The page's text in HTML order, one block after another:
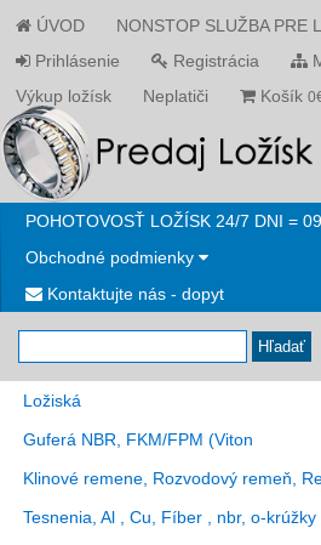
ÚVOD
NONSTOP SLUŽBA PRE
Prihlásenie
Registrácia
Výkup ložísk
Neplatiči Košík
POHOTOVOSŤ LOŽÍSK 24/7 DNI =
Obchodné podmienky
Kontaktujte nás - dopyt
Hľadať
Ložiská
Guferá NBR, FKM/FPM (Viton
Klinové remene, Rozvodový remeň,
Tesnenia, Al , Cu, Fíber , nbr, o-krúžky